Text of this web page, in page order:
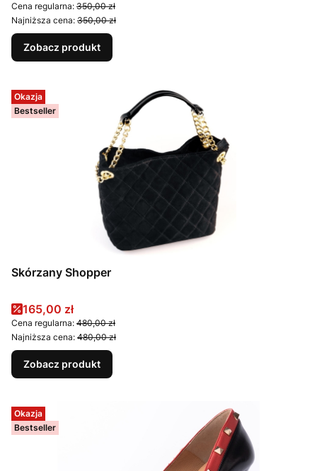
Cena regularna: 350,00 zł
Najniższa cena: 350,00 zł
Zobacz produkt
Okazja
Bestseller
Skórzany Shopper
Cena promocyjna
165,00 zł
Cena regularna: 480,00 zł
Najniższa cena: 480,00 zł
Zobacz produkt
Okazja
Bestseller